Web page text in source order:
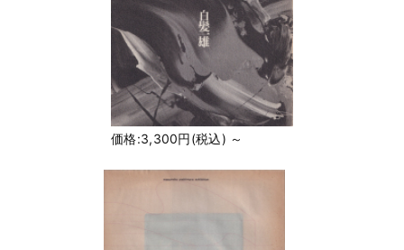
価格:3,300円(税込) ～